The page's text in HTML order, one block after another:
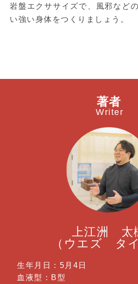
岩盤エクササイズで、風邪など
い強い身体をつくりましょう。
著者
Writer
上江洲 太
（ウエズ タイ
生年月日：5月4日
血液型：B型